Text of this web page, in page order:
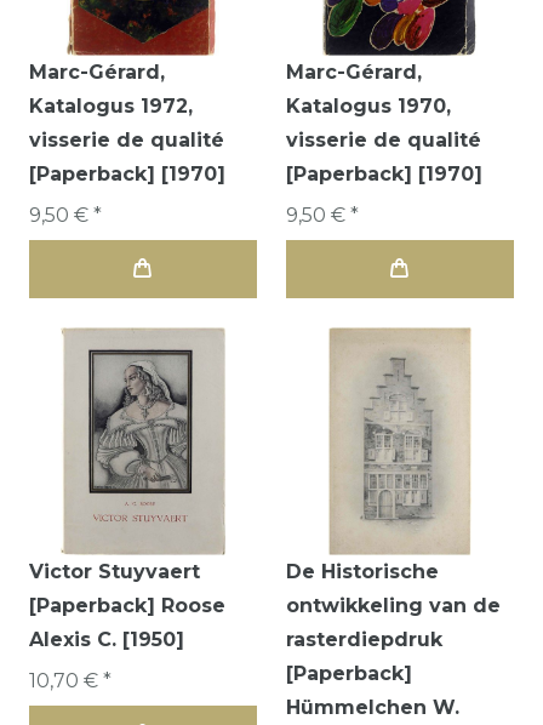
Marc-Gérard,
Katalogus 1972,
visserie de qualité
[Paperback] [1970]
9,50 € *
Marc-Gérard,
Katalogus 1970,
visserie de qualité
[Paperback] [1970]
9,50 € *
Victor Stuyvaert
[Paperback] Roose
Alexis C. [1950]
10,70 € *
De Historische
ontwikkeling van de
rasterdiepdruk
[Paperback]
Hümmelchen W.